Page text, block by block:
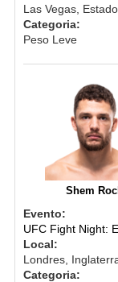
Las Vegas,
Categoria:
Peso Leve
Shem
Evento:
UFC Fight Night:
Local:
Londres,
Categoria: